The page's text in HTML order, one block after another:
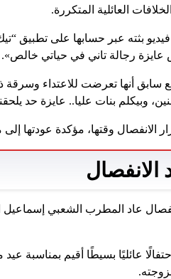
العائلية المتكررة.
بثته عبر حسابها على تطبيق
رجالة تاني في حياتي خالص».
أنها تعرضت للاعتداء وسرقة
وقتها، مؤكدة عودتها إلى
الانفصال
عاد المطرب الشعبي إسماعيل
عائليًا بسيطًا أقيم بمناسبة